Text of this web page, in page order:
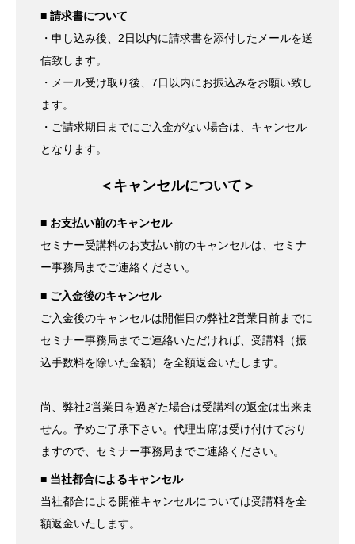
■ 請求書について
・申し込み後、2日以内に請求書を添付したメールを送
信致します。
・メール受け取り後、7日以内にお振込みをお願い致し
ます。
・ご請求期日までにご入金がない場合は、キャンセル
となります。
＜キャンセルについて＞
■ お支払い前のキャンセル
セミナー受講料のお支払い前のキャンセルは、セミナ
ー事務局までご連絡ください。
■ ご入金後のキャンセル
ご入金後のキャンセルは開催日の弊社2営業日前までに
セミナー事務局までご連絡いただければ、受講料（振
込手数料を除いた金額）を全額返金いたします。
尚、弊社2営業日を過ぎた場合は受講料の返金は出来ま
せん。予めご了承下さい。代理出席は受け付けており
ますので、セミナー事務局までご連絡ください。
■ 当社都合によるキャンセル
当社都合による開催キャンセルについては受講料を全
額返金いたします。